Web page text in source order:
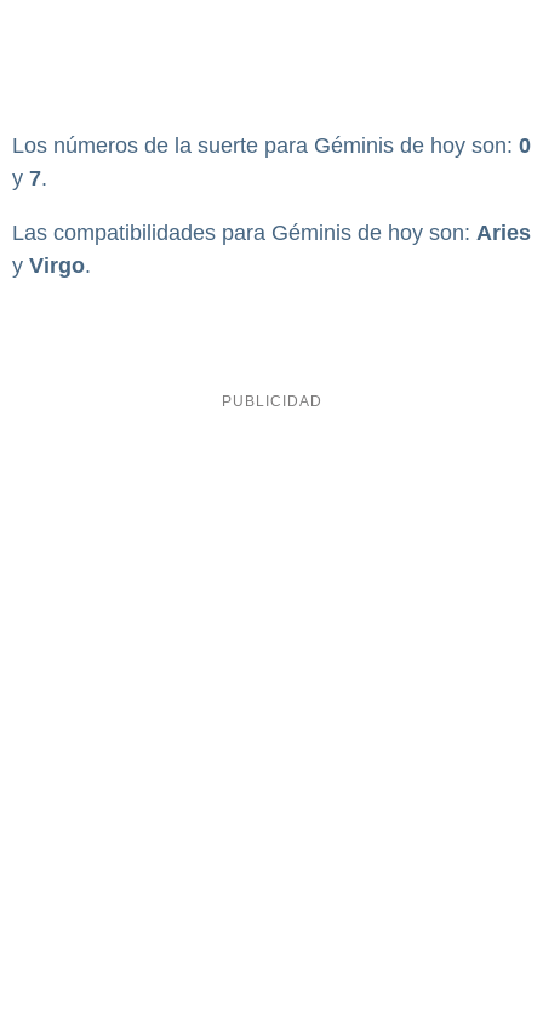
Los números de la suerte para Géminis de hoy son: 0
y 7.
Las compatibilidades para Géminis de hoy son: Aries
y Virgo.